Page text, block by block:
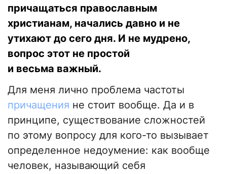
причащаться православным
христианам, начались давно и не
утихают до сего дня. И не мудрено,
вопрос этот не простой
и весьма важный.
Для меня лично проблема частоты
причащения не стоит вообще. Да и в
принципе, существование сложностей
по этому вопросу для кого-то вызывает
определенное недоумение: как вообще
человек, называющий себя